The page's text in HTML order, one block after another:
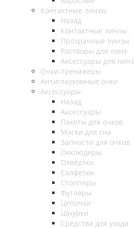
Контактные линзы
Назад
Контактные линзы
Прозрачные линзы
Растворы для линз
Аксессуары для линз
Очки-тренажеры
Антиглаукомные очки
Аксессуары
Назад
Аксессуары
Пакеты для очков
Маски для сна
Запчасти для очков
Окклюдеры
Отвёртки
Салфетки
Стопперы
Футляры
Цепочки
Шнурки
Средства для ухода